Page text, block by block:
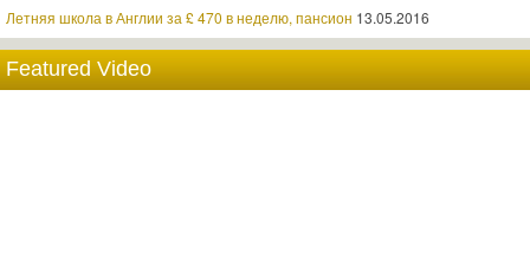
Летняя школа в Англии за £ 470 в неделю, пансион 13.05.2016
Featured Video